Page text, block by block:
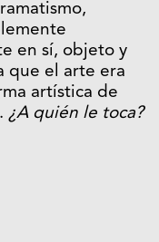
en sí, objeto y
que el arte era
artística de
¿A quién le toca?